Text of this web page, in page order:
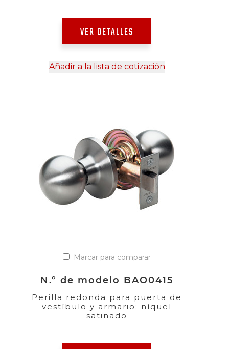
VER DETALLES
Añadir a la lista de cotización
Marcar para comparar
N.º de modelo BAO0415
Perilla redonda para puerta de
vestíbulo y armario; níquel
satinado